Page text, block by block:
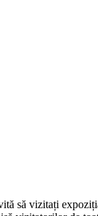
să vizitați